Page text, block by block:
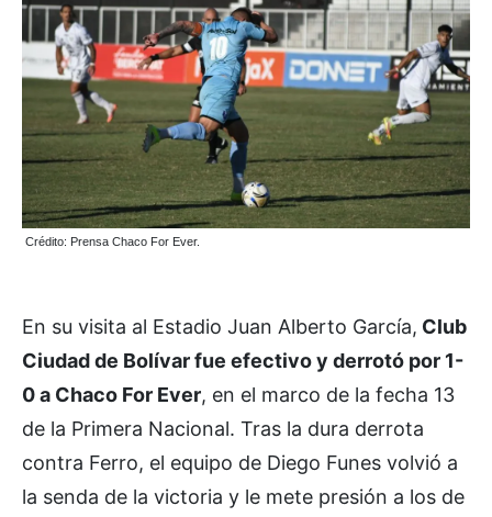
Crédito: Prensa Chaco For Ever.
En su visita al Estadio Juan Alberto García, Club
Ciudad de Bolívar fue efectivo y derrotó por 1-
0 a Chaco For Ever, en el marco de la fecha 13
de la Primera Nacional. Tras la dura derrota
contra Ferro, el equipo de Diego Funes volvió a
la senda de la victoria y le mete presión a los de